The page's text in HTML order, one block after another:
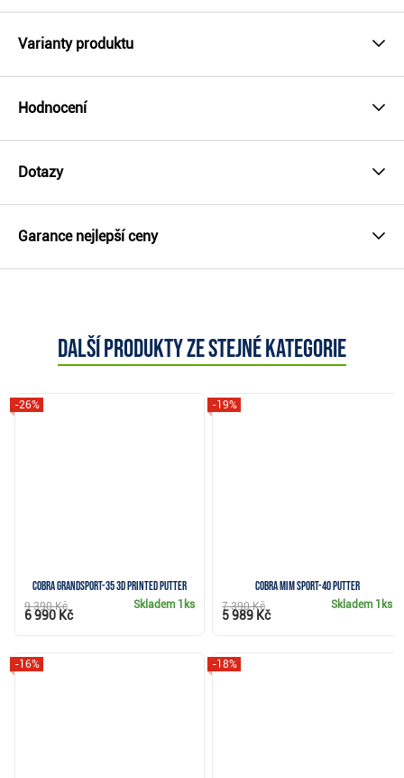
Varianty produktu
Hodnocení
Dotazy
Garance nejlepší ceny
Další produkty ze stejné kategorie
Cobra Grandsport-35 3D Printed putter
-26%
Skladem 1ks
9 390 Kč
6 990 Kč
Cobra MIM Sport-40 putter
-19%
Skladem 1ks
7 390 Kč
5 989 Kč
-16% -18%